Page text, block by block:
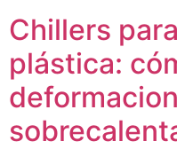
Chillers
plástica: